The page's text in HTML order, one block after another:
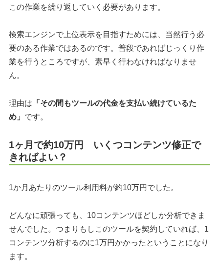
この作業を繰り返していく必要があります。
検索エンジンで上位表示を目指すためには、当然行う必
要のある作業ではあるのです。普段であればじっくり作
業を行うところですが、素早く行わなければなりませ
ん。
理由は 「その間もツールの代金を支払い続けているた
め」 です。
1ヶ月で約10万円 いくつコンテンツ修正で
きればよい？
1か月あたりのツール利用料が約10万円でした。
どんなに頑張っても、10コンテンツほどしか分析できま
せんでした。つまりもしこのツールを契約していれば、1
コンテンツ分析するのに1万円かかったということになり
ます。